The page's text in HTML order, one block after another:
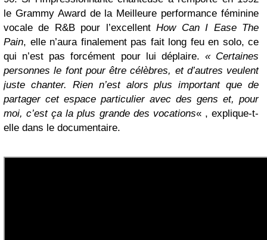
le Grammy Award de la Meilleure performance féminine
vocale de R&B pour l’excellentHow Can I Ease The
Pain, elle n’aura finalement pas fait long feu en solo, ce
qui n’est pas forcément pour lui déplaire. « Certaines
personnes le font pour être célèbres, et d’autres veulent
juste chanter. Rien n’est alors plus important que de
partager cet espace particulier avec des gens et, pour
moi, c’est ça la plus grande des vocations« , explique-t-
elle dans le documentaire.